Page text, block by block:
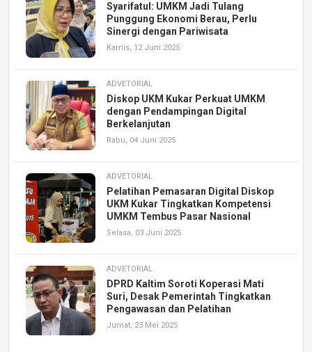
Syarifatul: UMKM Jadi Tulang
Punggung Ekonomi Berau, Perlu
Sinergi dengan Pariwisata
Kamis, 12 Juni 2025
ADVETORIAL
Diskop UKM Kukar Perkuat UMKM
dengan Pendampingan Digital
Berkelanjutan
Rabu, 04 Juni 2025
ADVETORIAL
Pelatihan Pemasaran Digital Diskop
UKM Kukar Tingkatkan Kompetensi
UMKM Tembus Pasar Nasional
Selasa, 03 Juni 2025
ADVETORIAL
DPRD Kaltim Soroti Koperasi Mati
Suri, Desak Pemerintah Tingkatkan
Pengawasan dan Pelatihan
Jumat, 23 Mei 2025